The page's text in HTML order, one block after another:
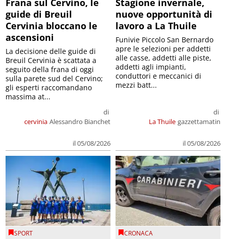
Frana sul Cervino, le
guide di Breuil
Cervinia bloccano le
ascensioni
cervinia
di
Alessandro Bianchet
il 05/08/2026
La decisione delle guide di
Breuil Cervinia è scattata a
seguito della frana di oggi
sulla parete sud del Cervino;
gli esperti raccomandano
massima at...
Stagione invernale,
nuove opportunità di
lavoro a La Thuile
La Thuile
di
gazzettamatin
il 05/08/2026
Funivie Piccolo San Bernardo
apre le selezioni per addetti
alle casse, addetti alle piste,
addetti agli impianti,
conduttori e meccanici di
mezzi batt...
SPORT CRONACA